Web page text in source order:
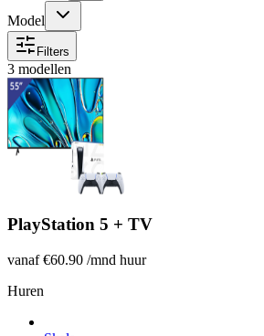
Model
Filters
3 modellen
PlayStation 5 + TV
vanaf€60.90 /mnd huur
Huren